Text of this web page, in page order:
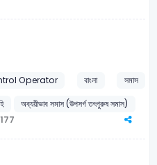
Operator বাংলা
সমাস
অব্যয়ীভাব সমাস (উপসর্গ তৎপুরুষ সমাস)
177